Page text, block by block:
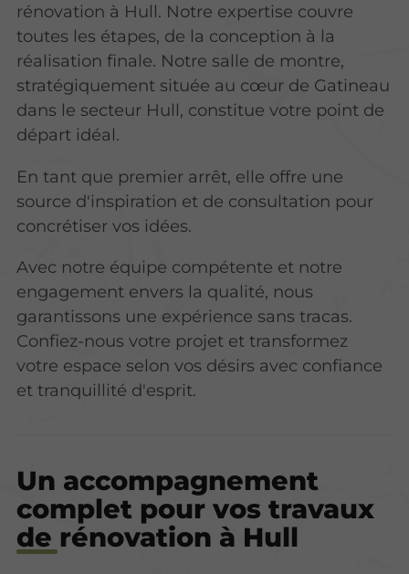
rénovation à Hull. Notre expertise couvre
toutes les étapes, de la conception à la
réalisation finale. Notre salle de montre,
stratégiquement située au cœur de Gatineau
dans le secteur Hull, constitue votre point de
départ idéal.
En tant que premier arrêt, elle offre une
source d'inspiration et de consultation pour
concrétiser vos idées.
Avec notre équipe compétente et notre
engagement envers la qualité, nous
garantissons une expérience sans tracas.
Confiez-nous votre projet et transformez
votre espace selon vos désirs avec confiance
et tranquillité d'esprit.
Un accompagnement
complet pour vos travaux
de rénovation à Hull